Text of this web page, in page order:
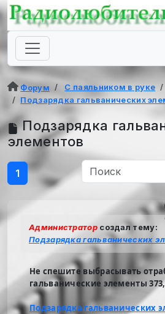
Форум С паяльником в руке
Подзарядка гальванических
Подзарядка
элементов
1
Администраторсоздал тему:
Подзарядка гальванических
Не спешите выбрасывать
гальванические элементы 373,
Подзарядка гальванических